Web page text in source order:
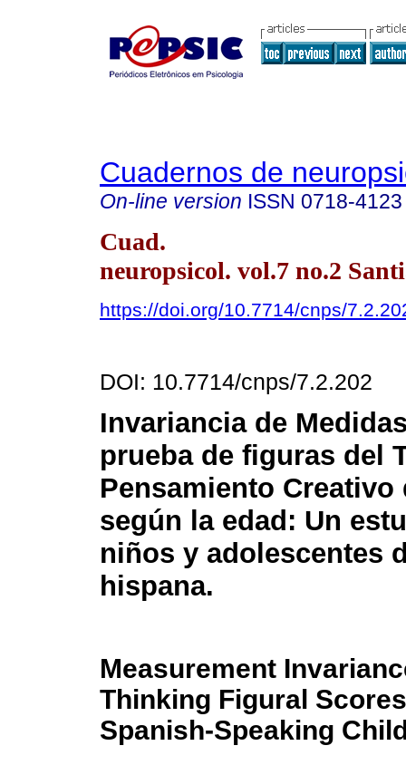
Cuadernos de
On-line version ISSN 0718-4123
Cuad.
neuropsicol. vol.7 no.2
https://doi.org/10.7714/cnps/
DOI: 10.7714/cnps/7.2.202
Invariancia de
prueba de figuras del
Pensamiento Creativo
según la edad: Un
niños y adolescentes
hispana.
Measurement
Thinking Figural
Spanish-Speaking